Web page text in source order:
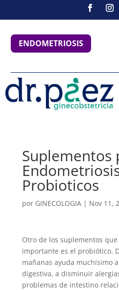
ENDOMETRIOSIS
Suplementos
Probioticos
por GINECOLOGIA| Nov 11,
Otro de los suplementos
importante es el probiótico.
mañanas ayuda muchísimo
digestiva, a disminuir
problemas de intestino